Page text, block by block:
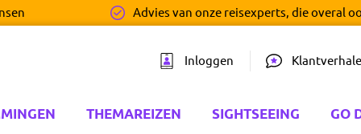
Advies van onze reisexperts, die overal
Inloggen
THEMAREIZEN SIGHTSEEING GO